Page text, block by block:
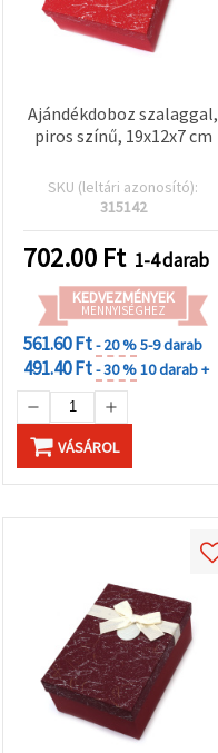
Ajándékdoboz szalaggal,
piros színű, 19x12x7 cm
SKU (leltári azonosító):
315142
702.00 Ft 1-4 darab
KEDVEZMÉNYEK
MENNYISÉGHEZ
561.60 Ft- 20 %5-9 darab
491.40 Ft- 30 %10 darab +
VÁSÁROL